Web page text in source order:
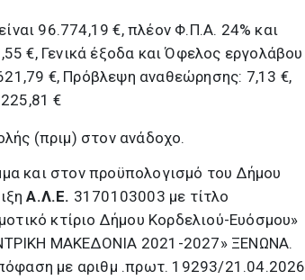
96.774,19 €, πλέον Φ.Π.Α. 24% και
€, Γενικά έξοδα και Όφελος εργολάβου
€, Πρόβλεψη αναθεώρησης: 7,13 €,
€
(πριμ) στον ανάδοχο.
και στον προϋπολογισμό του Δήμου
Α.Λ.Ε. 3170103003 με τίτλο
κτίριο Δήμου Κορδελιού-Ευόσμου»
ΜΑΚΕΔΟΝΙΑ 2021-2027» ΞΕΝΩΝΑ.
με αριθμ .πρωτ. 19293/21.04.2026